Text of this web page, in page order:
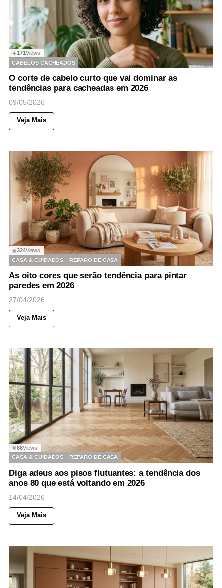
◉171 Views
CABELOS CACHEADOS
O corte de cabelo curto que vai dominar as
tendências para cacheadas em 2026
09/05/2026
Veja Mais
◉324Views
CASA & CUIDADOS
REPARO DE CASA
As oito cores que serão tendência para pintar
paredes em 2026
27/04/2026
Veja Mais
◉88Views
CASA & CUIDADOS
REPARO DE CASA
Diga adeus aos pisos flutuantes: a tendência dos
anos 80 que está voltando em 2026
14/04/2026
Veja Mais